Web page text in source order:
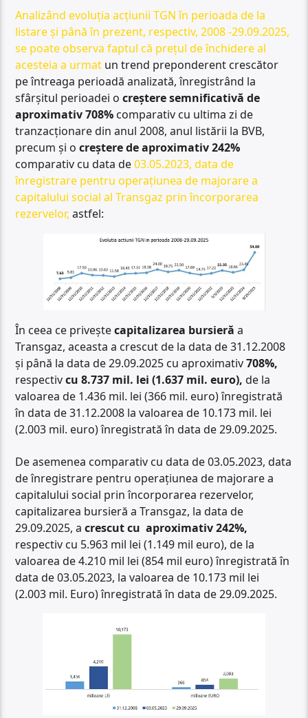
Analizând evoluția acțiunii TGN în perioada de la
listare și până în prezent, respectiv, 2008 -29.09.2025,
se poate observa faptul că prețul de închidere al
acesteia a urmat un trend preponderent crescător
pe întreaga perioadă analizată, înregistrând la
sfârșitul perioadei ocreștere semnificativă de
aproximativ 708% comparativ cu ultima zi de
tranzacționare din anul 2008, anul listării la BVB,
precum și ocreștere de aproximativ 242%
comparativ cu data de03.05.2023, data de
înregistrare pentru operațiunea de majorare a
capitalului social al Transgaz prin încorporarea
rezervelor,astfel:
În ceea ce priveștecapitalizarea bursieră a
Transgaz, aceasta a crescut de la data de 31.12.2008
și până la data de 29.09.2025 cu aproximativ708%,
respectivcu 8.737 mil. lei (1.637 mil. euro), de la
valoarea de 1.436 mil. lei (366 mil. euro) înregistrată
în data de 31.12.2008 la valoarea de 10.173 mil. lei
(2.003 mil. euro) înregistrată în data de 29.09.2025.
De asemenea comparativ cu data de 03.05.2023, data
de înregistrare pentru operațiunea de majorare a
capitalului social prin încorporarea rezervelor,
capitalizarea bursieră a Transgaz, la data de
29.09.2025, acrescut cu aproximativ 242%,
respectiv cu 5.963 mil lei (1.149 mil euro), de la
valoarea de 4.210 mil lei (854 mil euro) înregistrată în
data de 03.05.2023, la valoarea de 10.173 mil lei
(2.003 mil. Euro) înregistrată în data de 29.09.2025.